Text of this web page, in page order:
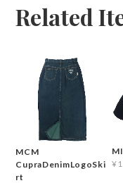
Related
MCM
CupraDenimLogoSki
rt